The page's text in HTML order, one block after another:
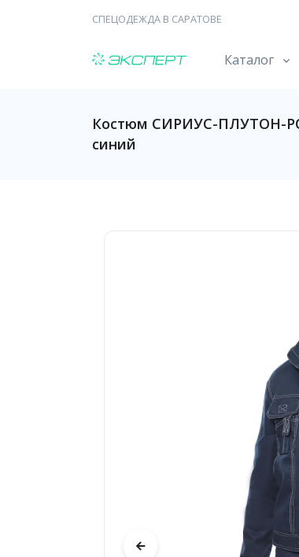
СПЕЦОДЕЖДА В САРАТОВЕ
Каталог
Костюм СИРИУС-ПЛУТОН-
синий